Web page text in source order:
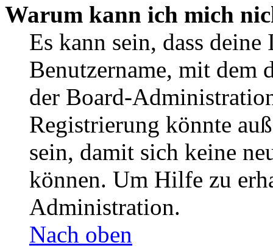
Warum kann ich mich
Es kann sein, dass
Benutzername, mit dem
der Board-
Registrierung könnte
sein, damit sich keine
können. Um Hilfe zu
Administration.
Nach oben